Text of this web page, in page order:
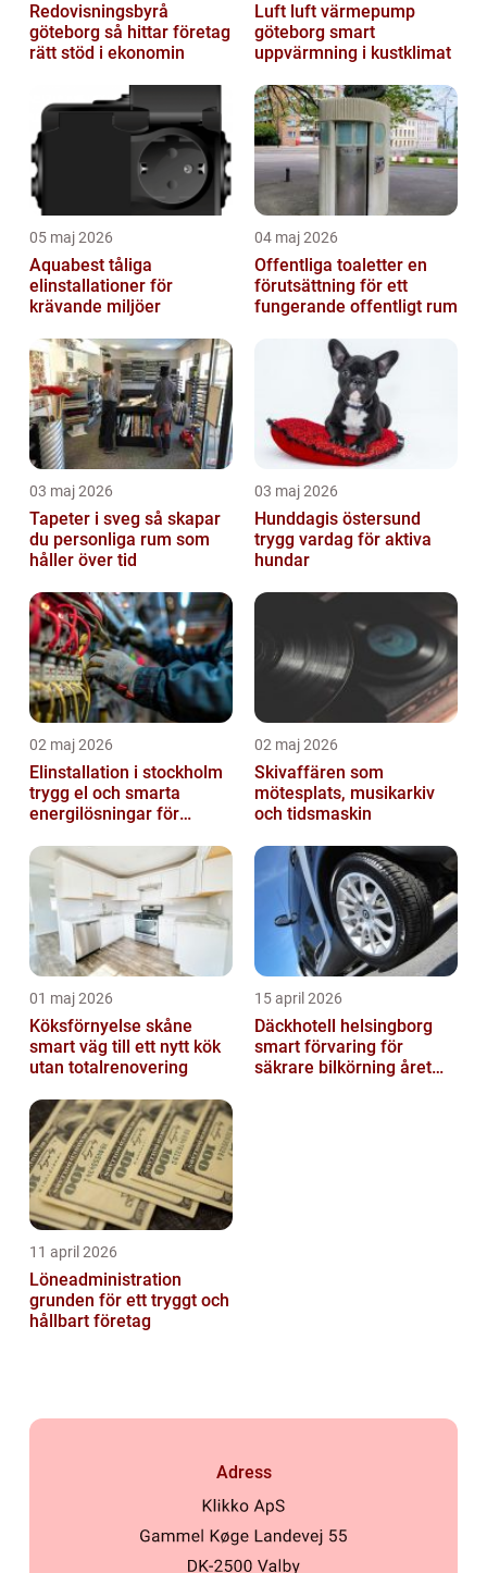
Redovisningsbyrå
göteborg så hittar företag
rätt stöd i ekonomin
Luft luft värmepump
göteborg smart
uppvärmning i kustklimat
05 maj 2026
Aquabest tåliga
elinstallationer för
krävande miljöer
04 maj 2026
Offentliga toaletter en
förutsättning för ett
fungerande offentligt rum
03 maj 2026
Tapeter i sveg så skapar
du personliga rum som
håller över tid
03 maj 2026
Hunddagis östersund
trygg vardag för aktiva
hundar
02 maj 2026
Elinstallation i stockholm
trygg el och smarta
energilösningar för
02 maj 2026
Skivaffären som
mötesplats, musikarkiv
och tidsmaskin
01 maj 2026
Köksförnyelse skåne
smart väg till ett nytt kök
utan totalrenovering
15 april 2026
Däckhotell helsingborg
smart förvaring för
säkrare bilkörning året
11 april 2026
Löneadministration
grunden för ett tryggt och
hållbart företag
Adress